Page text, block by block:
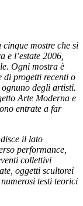
cinque mostre che si
e l’estate 2006,
Ogni mostra è
di progetti recenti o
degli artisti.
Arte Moderna e
entrate a far
il lato
performance,
collettivi
oggetti scultorei
testi teorici